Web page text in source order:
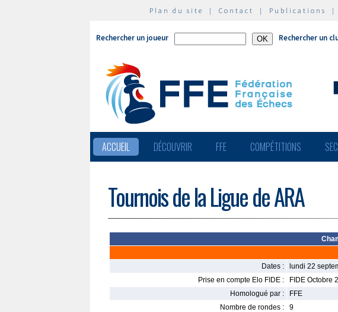
Plan du site | Contact | Publications |
Rechercher un joueur Rechercher un
ACCUEIL DÉCOUVRIR FFE COMPÉTITIONS
Tournois de la Ligue de ARA
Dates :
lundi 22
Prise en compte Elo FIDE :
FIDE Octobre
Homologué par :
FFE
Nombre de rondes :
9